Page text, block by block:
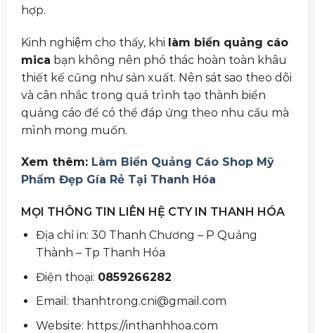
hợp.
Kinh nghiệm cho thấy, khi làm biển quảng cáo
mica bạn không nên phó thác hoàn toàn khâu
thiết kế cũng như sản xuất. Nên sát sao theo dõi
và cân nhắc trong quá trình tạo thành biển
quảng cáo để có thể đáp ứng theo nhu cầu mà
mình mong muốn.
Xem thêm: Làm Biển Quảng Cáo Shop Mỹ
Phẩm Đẹp Gía Rẻ Tại Thanh Hóa
MỌI THÔNG TIN LIÊN HỆ CTY IN THANH HÓA
Địa chỉ in: 30 Thanh Chương – P Quảng
Thành – Tp Thanh Hóa
Điện thoại: 0859266282
Email: thanhtrong.cni@gmail.com
Website: https://inthanhhoa.com